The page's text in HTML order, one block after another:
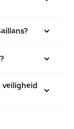
veiligheid